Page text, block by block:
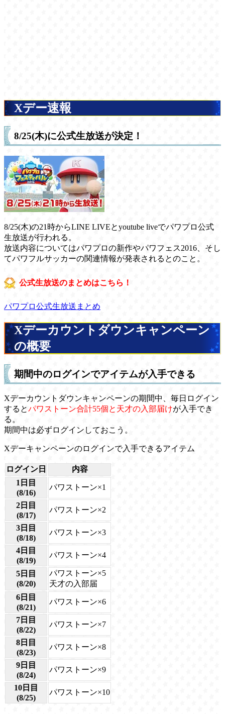
Xデー速報
8/25(木)に公式生放送が決定！
8/25(木)の21時からLINE LIVEとyoutube liveでパワプロ公式
生放送が行われる。
放送内容についてはパワプロの新作やパワフェス2016、そし
てパワフルサッカーの関連情報が発表されるとのこと。
公式生放送のまとめはこちら！
パワプロ公式生放送まとめ
Xデーカウントダウンキャンペーン
の概要
期間中のログインでアイテムが入手できる
Xデーカウントダウンキャンペーンの期間中、毎日ログイン
するとパワストーン合計55個と天才の入部届けが入手でき
る。
期間中は必ずログインしておこう。
Xデーキャンペーンのログインで入手できるアイテム
ログイン日
内容
1日目
(8/16)
パワストーン×1
2日目
(8/17)
パワストーン×2
3日目
(8/18)
パワストーン×3
4日目
(8/19)
パワストーン×4
5日目
(8/20)
パワストーン×5
天才の入部届
6日目
(8/21)
パワストーン×6
7日目
(8/22)
パワストーン×7
8日目
(8/23)
パワストーン×8
9日目
(8/24)
パワストーン×9
10日目
(8/25)
パワストーン×10